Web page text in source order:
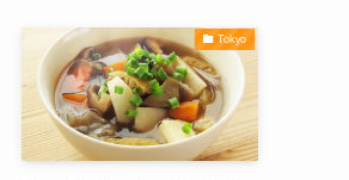
Tokyo